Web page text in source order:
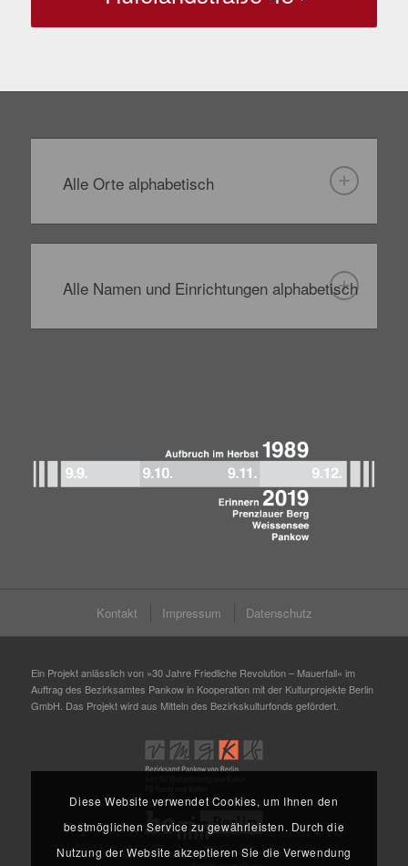
Alle Orte alphabetisch
Alle Namen und Einrichtungen alphabetisch
Kontakt Impressum Datenschutz
Ein Projekt anlässlich von »30 Jahre Friedliche Revolution – Mauerfall« im
Auftrag des Bezirksamtes Pankow in Kooperation mit der Kulturprojekte Berlin
GmbH. Das Projekt wird aus Mitteln des Bezirkskulturfonds gefördert.
Diese Website verwendet Cookies, um Ihnen den
bestmöglichen Service zu gewährleisten. Durch die
Nutzung der Website akzeptieren Sie die Verwendung